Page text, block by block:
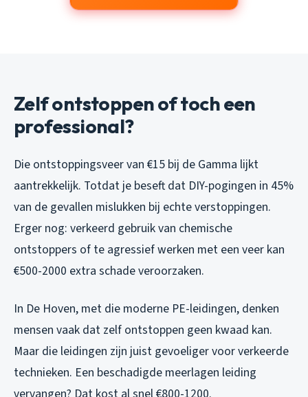
Zelf ontstoppen of toch een
professional?
Die ontstoppingsveer van €15 bij de Gamma lijkt
aantrekkelijk. Totdat je beseft dat DIY-pogingen in 45%
van de gevallen mislukken bij echte verstoppingen.
Erger nog: verkeerd gebruik van chemische
ontstoppers of te agressief werken met een veer kan
€500-2000 extra schade veroorzaken.
In De Hoven, met die moderne PE-leidingen, denken
mensen vaak dat zelf ontstoppen geen kwaad kan.
Maar die leidingen zijn juist gevoeliger voor verkeerde
technieken. Een beschadigde meerlagen leiding